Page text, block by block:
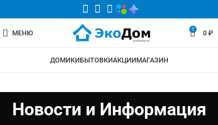
МЕНЮ 0 0₽
ДОМИКИБЫТОВКИАКЦИИМАГАЗИН
Новости и Информация